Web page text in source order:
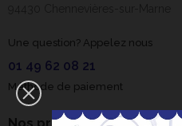
Une question? Appelez nous
01 49 62 08 21
Méthode de paiement